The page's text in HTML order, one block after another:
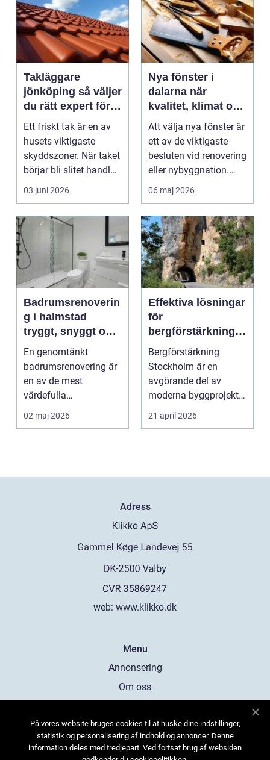
Takläggare
jönköping så väljer
du rätt expert för
ditt tak
Ett friskt tak är en av
husets viktigaste
skyddszoner. När taket
börjar bli slitet handlar
frågan sä...
03 juni 2026
Nya fönster i
dalarna när
kvalitet, klimat och
känsla samspelar
Att välja nya fönster är
ett av de viktigaste
besluten vid renovering
eller nybyggnation.
Fönster på...
06 maj 2026
Badrumsrenoverin
g i halmstad
tryggt, snyggt och
hållbart
En genomtänkt
badrumsrenovering är
en av de mest
värdefulla
investeringarna i en
bostad. För många h...
02 maj 2026
Effektiva lösningar
för
bergförstärkning i
Stockholm
Bergförstärkning
Stockholm är en
avgörande del av
moderna byggprojekt,
särs...
21 april 2026
Adress
web: www.klikko.dk
Menu
Annonsering
Om oss
Kontakta oss
Sitemap
På vores website bruges cookies til at huske dine indstillinger,
statistik og personalisering af indhold og annoncer. Denne
information deles med tredjepart. Ved fortsat brug af websiden